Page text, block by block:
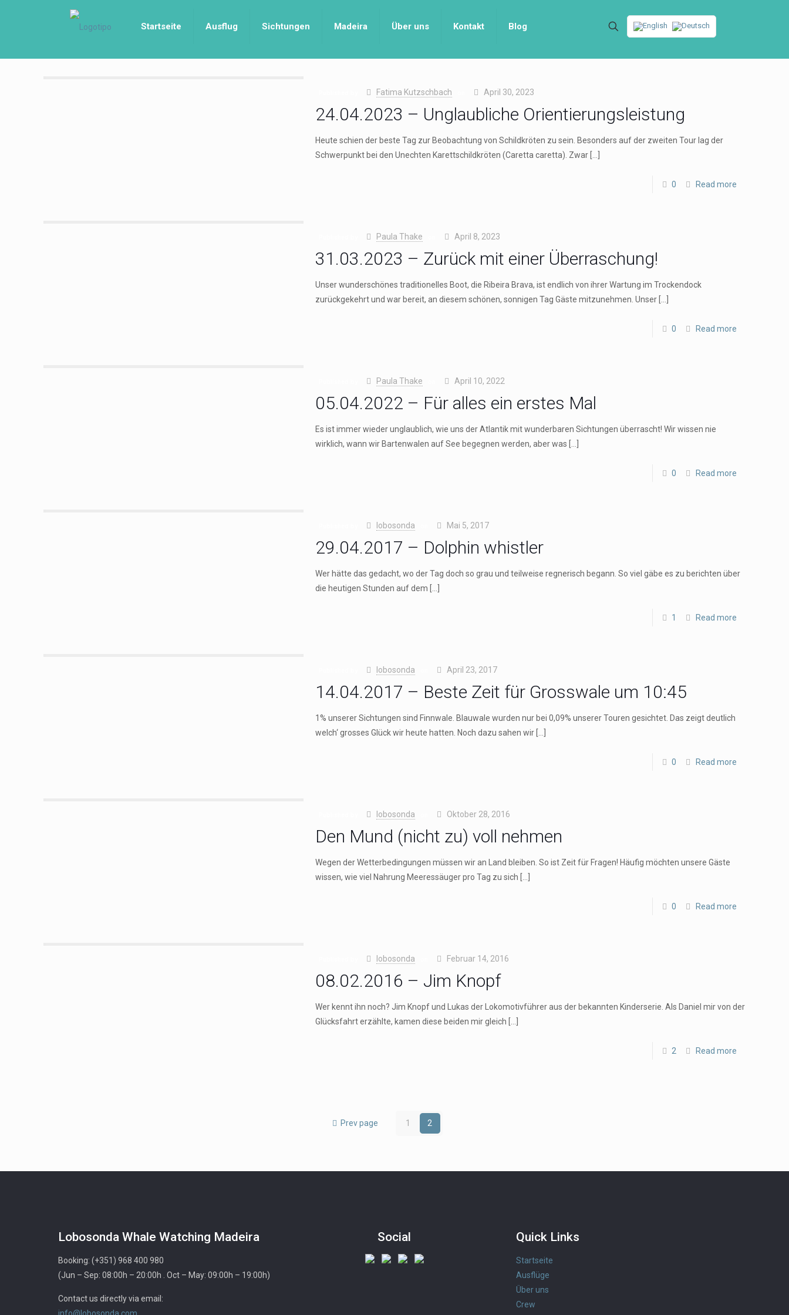
Startseite Ausflug Sichtungen Madeira Über uns Kontakt Blog
Fatima Kutzschbach April 30, 2023
24.04.2023 – Unglaubliche Orientierungsleistung
Heute schien der beste Tag zur Beobachtung von Schildkröten zu sein. Besonders auf der zweiten Tour lag der
Schwerpunkt bei den Unechten Karettschildkröten (Caretta caretta). Zwar[…]
0 Read more
Paula Thake April 8, 2023
31.03.2023 – Zurück mit einer Überraschung!
Unser wunderschönes traditionelles Boot, die Ribeira Brava, ist endlich von ihrer Wartung im Trockendock
zurückgekehrt und war bereit, an diesem schönen, sonnigen Tag Gäste mitzunehmen. Unser[…]
0 Read more
Paula Thake April 10, 2022
05.04.2022 – Für alles ein erstes Mal
Es ist immer wieder unglaublich, wie uns der Atlantik mit wunderbaren Sichtungen überrascht! Wir wissen nie
wirklich, wann wir Bartenwalen auf See begegnen werden, aber was
0 Read more
lobosonda Mai 5, 2017
29.04.2017 – Dolphin whistler
Wer hätte das gedacht, wo der Tag doch so grau und teilweise regnerisch begann. So viel gäbe es zu berichten über
die heutigen Stunden auf dem
1 Read more
lobosonda April 23, 2017
14.04.2017 – Beste Zeit für Grosswale um 10:45
1% unserer Sichtungen sind Finnwale. Blauwale wurden nur bei 0,09% unserer Touren gesichtet. Das zeigt deutlich
welch‘ grosses Glück wir heute hatten. Noch dazu sahen wir[…]
0 Read more
lobosonda Oktober 28, 2016
Den Mund (nicht zu) voll nehmen
Wegen der Wetterbedingungen müssen wir an Land bleiben. So ist Zeit für Fragen! Häufig möchten unsere Gäste
wissen, wie viel Nahrung Meeressäuger pro Tag zu sich
0 Read more
lobosonda Februar 14, 2016
08.02.2016 – Jim Knopf
Wer kennt ihn noch? Jim Knopf und Lukas der Lokomotivführer aus der bekannten Kinderserie. Als Daniel mir von der
Glücksfahrt erzählte, kamen diese beiden mir gleich
2 Read more
Prev page 1 2
Lobosonda Whale Watching Madeira
Booking: (+351) 968 400 980
(Jun – Sep: 08:00h – 20:00h . Oct – May: 09:00h – 19:00h)
Contact us directly via email:
Social Quick Links
Startseite
Ausflüge
Über uns
Crew